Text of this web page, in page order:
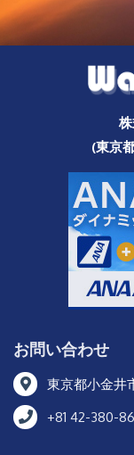
(東京
お問い合わせ
東京都小金井
+81 42-380-